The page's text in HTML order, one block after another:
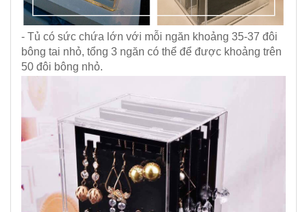
- Tủ có sức chứa lớn với mỗi ngăn khoảng 35-37 đôi
bông tai nhỏ, tổng 3 ngăn có thể để được khoảng trên
50 đôi bông nhỏ.